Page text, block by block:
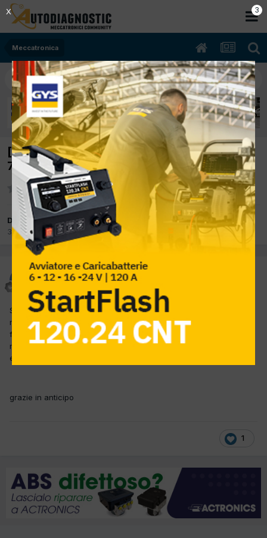
Meccatronica
[OPEL VECTRA B 07/2000 2.0cc X20DTH
74Kw Diesel] NON PARTE
Da Castrol029
30 Settembre 2019 in Meccatronica
Castrol029
30 Settembre 2019
Salve ho un problema su un opel vectra 2.0 dti 16 v 74kw...la
macchina aveva problemi di consumo olio e sono stati rifatte le
fasce è il turbocompressore...rimonto il tutto ma non parte in
nessuna maniera, in diagnosi non porta nessun errore.. cosa può
essere ?
grazie in anticipo
1
2
X